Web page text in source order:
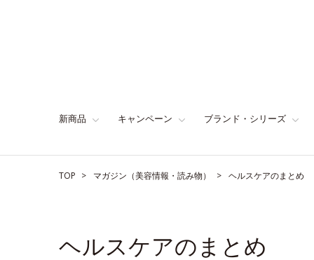
新商品 キャンペーン ブランド・シリーズ
TOP マガジン（美容情報・読み物） ヘルスケアのまとめ
ヘルスケアのまとめ